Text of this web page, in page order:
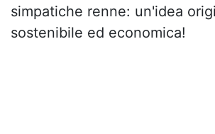
simpatiche renne: un'idea
sostenibile ed economica!